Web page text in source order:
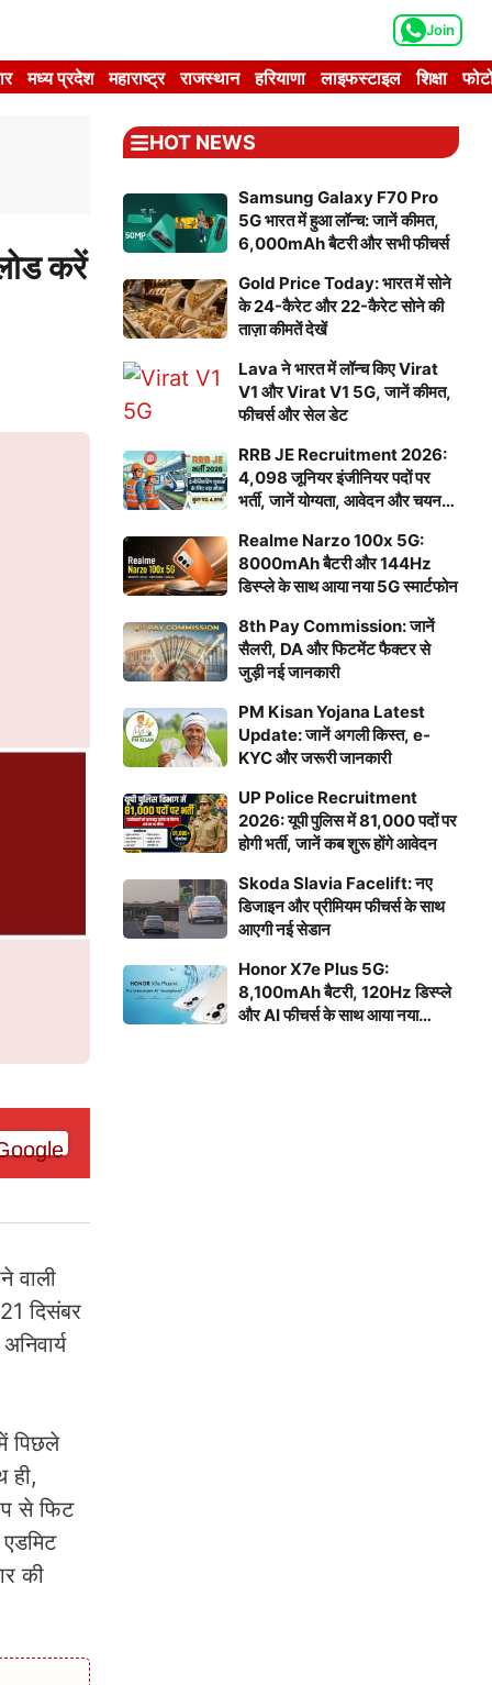
Join
मध्य प्रदेश महाराष्ट्र राजस्थान हरियाणा लाइफस्टाइल शिक्षा
करें
वाली
दिसंबर
पिछले
ही,
से फिट
की
HOT NEWS
Samsung Galaxy F70 Pro
5G भारत में हुआ लॉन्च: जानें कीमत,
6,000mAh बैटरी और सभी फीचर्स
Gold Price Today: भारत में सोने
के 24-कैरेट और 22-कैरेट सोने की
ताज़ा कीमतें देखें
Lava ने भारत में लॉन्च किए Virat
V1 और Virat V1 5G, जानें कीमत,
फीचर्स और सेल डेट
RRB JE Recruitment 2026:
4,098 जूनियर इंजीनियर पदों पर
भर्ती, जानें योग्यता, आवेदन और चयन
Realme Narzo 100x 5G:
8000mAh बैटरी और 144Hz
डिस्प्ले के साथ आया नया 5G स्मार्टफोन
8th Pay Commission: जानें
सैलरी, DA और फिटमेंट फैक्टर से
जुड़ी नई जानकारी
PM Kisan Yojana Latest
Update: जानें अगली किस्त, e-
KYC और जरूरी जानकारी
UP Police Recruitment
2026: यूपी पुलिस में 81,000 पदों पर
होगी भर्ती, जानें कब शुरू होंगे आवेदन
Skoda Slavia Facelift: नए
डिजाइन और प्रीमियम फीचर्स के साथ
आएगी नई सेडान
Honor X7e Plus 5G:
8,100mAh बैटरी, 120Hz डिस्प्ले
और AI फीचर्स के साथ आया नया